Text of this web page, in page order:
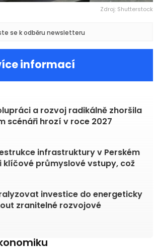
Zdroj: Shutterstock
se k odběru newsletteru
informací
a rozvoj radikálně zhoršila
scénáři hrozí v roce 2027
infrastruktury v Perském
klíčové průmyslové vstupy, což
investice do energeticky
zranitelné rozvojové